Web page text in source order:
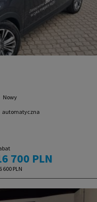
Nowy
automatyczna
700 PLN
600 PLN